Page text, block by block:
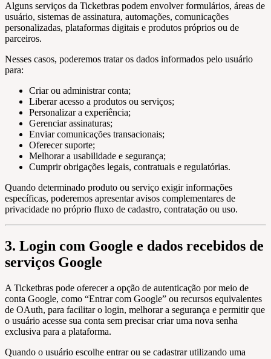
Alguns serviços da Ticketbras podem envolver formulários, áreas de
usuário, sistemas de assinatura, automações, comunicações
personalizadas, plataformas digitais e produtos próprios ou de
parceiros.
Nesses casos, poderemos tratar os dados informados pelo usuário
para:
Criar ou administrar conta;
Liberar acesso a produtos ou serviços;
Personalizar a experiência;
Gerenciar assinaturas;
Enviar comunicações transacionais;
Oferecer suporte;
Melhorar a usabilidade e segurança;
Cumprir obrigações legais, contratuais e regulatórias.
Quando determinado produto ou serviço exigir informações
específicas, poderemos apresentar avisos complementares de
privacidade no próprio fluxo de cadastro, contratação ou uso.
3. Login com Google e dados recebidos de
serviços Google
A Ticketbras pode oferecer a opção de autenticação por meio de
conta Google, como “Entrar com Google” ou recursos equivalentes
de OAuth, para facilitar o login, melhorar a segurança e permitir que
o usuário acesse sua conta sem precisar criar uma nova senha
exclusiva para a plataforma.
Quando o usuário escolhe entrar ou se cadastrar utilizando uma